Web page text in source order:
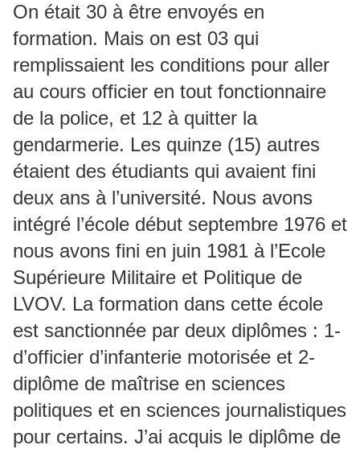
On était 30 à être envoyés en
formation. Mais on est 03 qui
remplissaient les conditions pour aller
au cours officier en tout fonctionnaire
de la police, et 12 à quitter la
gendarmerie. Les quinze (15) autres
étaient des étudiants qui avaient fini
deux ans à l’université. Nous avons
intégré l’école début septembre 1976 et
nous avons fini en juin 1981 à l’Ecole
Supérieure Militaire et Politique de
LVOV. La formation dans cette école
est sanctionnée par deux diplômes : 1-
d’officier d’infanterie motorisée et 2-
diplôme de maîtrise en sciences
politiques et en sciences journalistiques
pour certains. J’ai acquis le diplôme de